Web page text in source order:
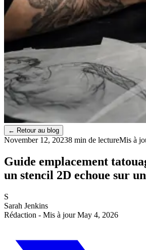
← Retour au blog
November 12, 20238 min de lectureMis à
Guide emplacement
un stencil 2D echoue sur
S
Sarah Jenkins
Rédaction - Mis à jour May 4, 2026